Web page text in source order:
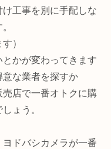
工事を別に手配しな
）
かが変わってきます
な業者を探すか
売店で一番オトクに購
ょう。
ドバシカメラが一番